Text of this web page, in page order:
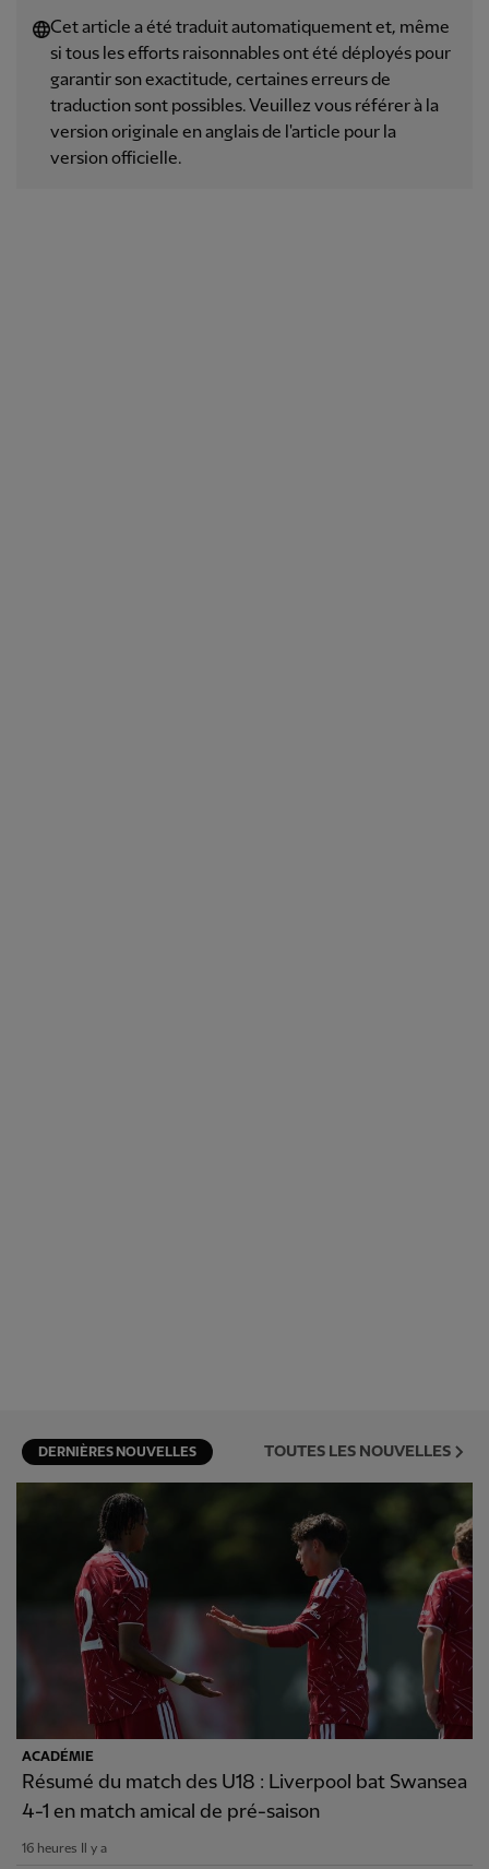
Cet article a été traduit automatiquement et, même
si tous les efforts raisonnables ont été déployés pour
garantir son exactitude, certaines erreurs de
traduction sont possibles. Veuillez vous référer à la
version originale en anglais de l'article pour la
version officielle.
DERNIÈRES NOUVELLES TOUTES LES NOUVELLES
ACADÉMIE
Résumé du match des U18 : Liverpool bat Swansea
4-1 en match amical de pré-saison
16 heures Il y a